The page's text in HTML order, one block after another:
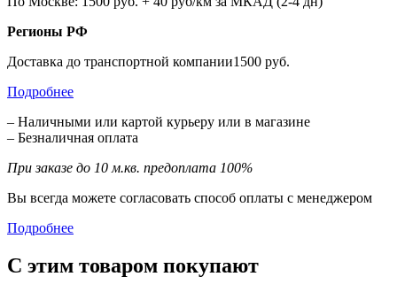
Регионы РФ
Доставка до транспортной компании1500 руб.
Подробнее
– Наличными или картой курьеру или в магазине
– Безналичная оплата
При заказе до 10 м.кв. предоплата 100%
Вы всегда можете согласовать способ оплаты с менеджером
Подробнее
С этим товаром покупают